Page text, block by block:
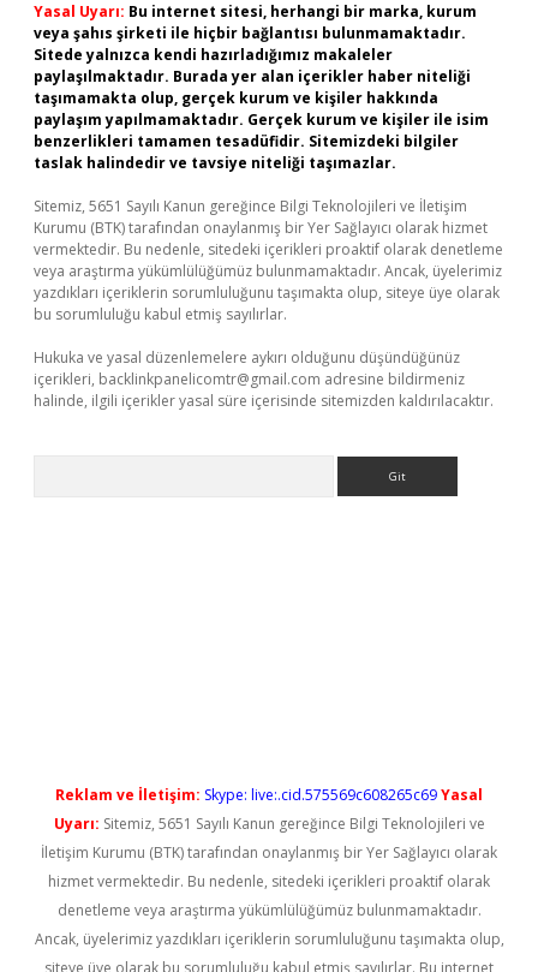
Yasal Uyarı: Bu internet sitesi, herhangi bir marka, kurum
veya şahıs şirketi ile hiçbir bağlantısı bulunmamaktadır.
Sitede yalnızca kendi hazırladığımız makaleler
paylaşılmaktadır. Burada yer alan içerikler haber niteliği
taşımamakta olup, gerçek kurum ve kişiler hakkında
paylaşım yapılmamaktadır. Gerçek kurum ve kişiler ile isim
benzerlikleri tamamen tesadüfidir. Sitemizdeki bilgiler
taslak halindedir ve tavsiye niteliği taşımazlar.
Sitemiz, 5651 Sayılı Kanun gereğince Bilgi Teknolojileri ve İletişim
Kurumu (BTK) tarafından onaylanmış bir Yer Sağlayıcı olarak hizmet
vermektedir. Bu nedenle, sitedeki içerikleri proaktif olarak denetleme
veya araştırma yükümlülüğümüz bulunmamaktadır. Ancak, üyelerimiz
yazdıkları içeriklerin sorumluluğunu taşımakta olup, siteye üye olarak
bu sorumluluğu kabul etmiş sayılırlar.
Hukuka ve yasal düzenlemelere aykırı olduğunu düşündüğünüz
içerikleri, backlinkpanelicomtr@gmail.com adresine bildirmeniz
halinde, ilgili içerikler yasal süre içerisinde sitemizden kaldırılacaktır.
Reklam ve İletişim: Skype: live:.cid.575569c608265c69Yasal
Uyarı: Sitemiz, 5651 Sayılı Kanun gereğince Bilgi Teknolojileri ve
İletişim Kurumu (BTK) tarafından onaylanmış bir Yer Sağlayıcı olarak
hizmet vermektedir. Bu nedenle, sitedeki içerikleri proaktif olarak
denetleme veya araştırma yükümlülüğümüz bulunmamaktadır.
Ancak, üyelerimiz yazdıkları içeriklerin sorumluluğunu taşımakta olup,
siteye üye olarak bu sorumluluğu kabul etmiş sayılırlar. Bu internet